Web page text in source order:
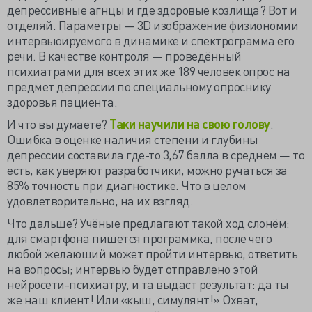
депрессивные агнцы и где здоровые козлища? Вот и
отделяй. Параметры — 3D изображение физиономии
интервьюируемого в динамике и спектрограмма его
речи. В качестве контроля — проведённый
психиатрами для всех этих же 189 человек опрос на
предмет депрессии по специальному опроснику
здоровья пациента.
И что вы думаете? Таки научили на свою голову.
Ошибка в оценке наличия степени и глубины
депрессии составила где-то 3,67 балла в среднем — то
есть, как уверяют разработчики, можно ручаться за
85% точность при диагностике. Что в целом
удовлетворительно, на их взгляд.
Что дальше? Учёные предлагают такой ход слонём:
для смартфона пишется программка, после чего
любой желающий может пройти интервью, ответить
на вопросы; интервью будет отправлено этой
нейросети-психиатру, и та выдаст результат: да ты
же наш клиент! Или «кыш, симулянт!» Охват,